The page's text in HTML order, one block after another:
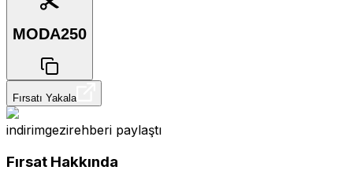
MODA250
Fırsatı Yakala
indirimgezirehberi paylaştı
Fırsat Hakkında